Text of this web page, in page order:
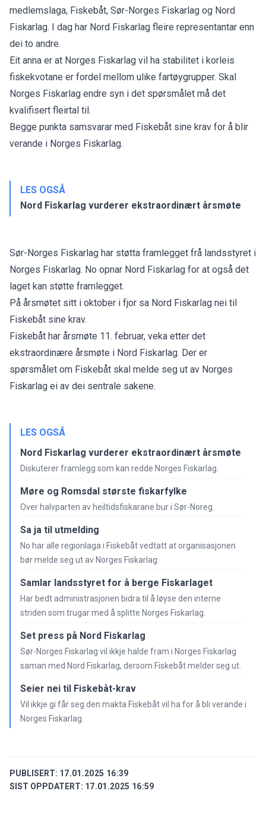
medlemslaga, Fiskebåt, Sør-Norges Fiskarlag og Nord
Fiskarlag. I dag har Nord Fiskarlag fleire representantar enn
dei to andre.
Eit anna er at Norges Fiskarlag vil ha stabilitet i korleis
fiskekvotane er fordel mellom ulike fartøygrupper. Skal
Norges Fiskarlag endre syn i det spørsmålet må det
kvalifisert fleirtal til.
Begge punkta samsvarar med Fiskebåt sine krav for å blir
verande i Norges Fiskarlag.
LES OGSÅ
Nord Fiskarlag vurderer ekstraordinært årsmøte
Sør-Norges Fiskarlag har støtta framlegget frå landsstyret i
Norges Fiskarlag. No opnar Nord Fiskarlag for at også det
laget kan støtte framlegget.
På årsmøtet sitt i oktober i fjor sa Nord Fiskarlag nei til
Fiskebåt sine krav.
Fiskebåt har årsmøte 11. februar, veka etter det
ekstraordinære årsmøte i Nord Fiskarlag. Der er
spørsmålet om Fiskebåt skal melde seg ut av Norges
Fiskarlag ei av dei sentrale sakene.
LES OGSÅ
Nord Fiskarlag vurderer ekstraordinært årsmøte
Diskuterer framlegg som kan redde Norges Fiskarlag.
Møre og Romsdal største fiskarfylke
Over halvparten av heiltidsfiskarane bur i Sør-Noreg.
Sa ja til utmelding
No har alle regionlaga i Fiskebåt vedtatt at organisasjonen
bør melde seg ut av Norges Fiskarlag.
Samlar landsstyret for å berge Fiskarlaget
Har bedt administrasjonen bidra til å løyse den interne
striden som trugar med å splitte Norges Fiskarlag.
Set press på Nord Fiskarlag
Sør-Norges Fiskarlag vil ikkje halde fram i Norges Fiskarlag
saman med Nord Fiskarlag, dersom Fiskebåt melder seg ut.
Seier nei til Fiskebåt-krav
Vil ikkje gi får seg den makta Fiskebåt vil ha for å bli verande i
Norges Fiskarlag.
PUBLISERT: 17.01.2025 16:39
SIST OPPDATERT: 17.01.2025 16:59